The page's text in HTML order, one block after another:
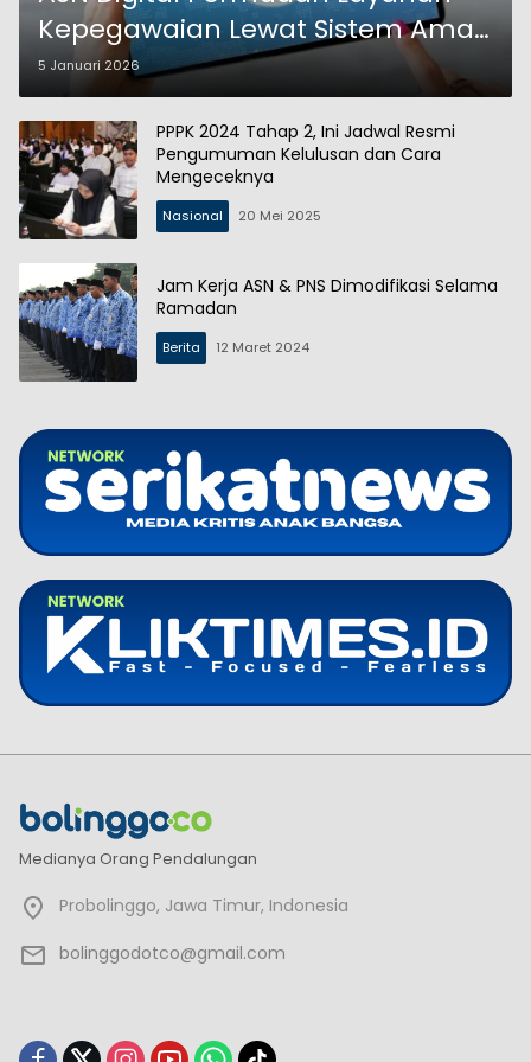
Kepegawaian Lewat Sistem Aman
Terintegrasi
5 Januari 2026
PPPK 2024 Tahap 2, Ini Jadwal Resmi
Pengumuman Kelulusan dan Cara
Mengeceknya
Nasional 20 Mei 2025
Jam Kerja ASN & PNS Dimodifikasi Selama
Ramadan
Berita 12 Maret 2024
Medianya Orang Pendalungan
Probolinggo, Jawa Timur, Indonesia
bolinggodotco@gmail.com